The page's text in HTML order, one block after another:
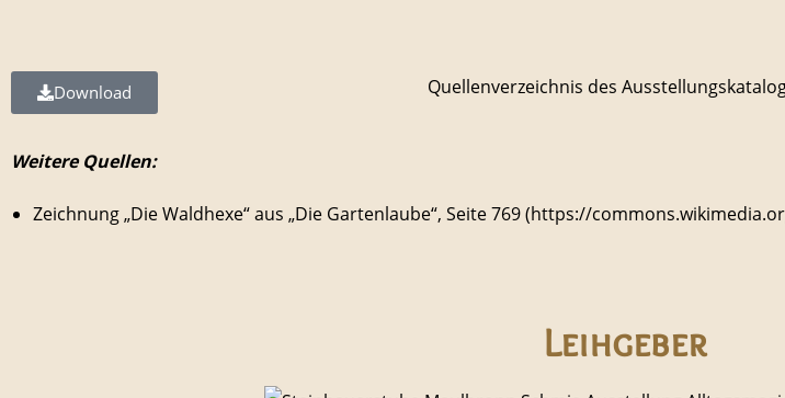
Download Quellenverzeichnis des
Weitere Quellen:
Zeichnung „Die Waldhexe“ aus „Die Gartenlaube“, Seite 769 (https://
Leihgeber